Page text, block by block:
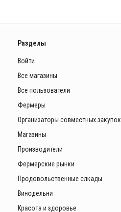
Разделы
Войти
Все магазины
Все пользователи
Фермеры
Организаторы совместных закупок
Магазины
Производители
Фермерские рынки
Продовольственные слкады
Винодельни
Красота и здоровье